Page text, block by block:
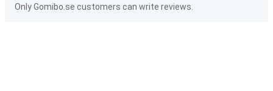
Only Gomibo.se customers can write reviews.